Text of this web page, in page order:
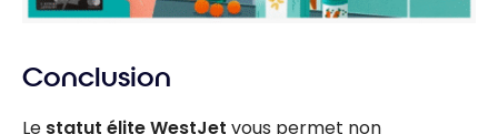
Conclusion
Le statut élite WestJet vous permet non